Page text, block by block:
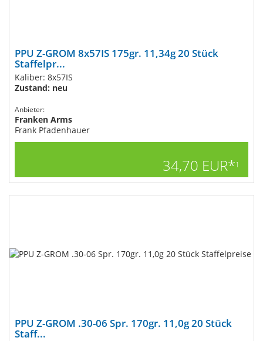
PPU Z-GROM 8x57IS 175gr. 11,34g 20 Stück
Staffelpr...
Kaliber: 8x57IS
Zustand: neu
Anbieter:
Franken Arms
Frank Pfadenhauer
34,70 EUR*1
PPU Z-GROM .30-06 Spr. 170gr. 11,0g 20 Stück
Staff...